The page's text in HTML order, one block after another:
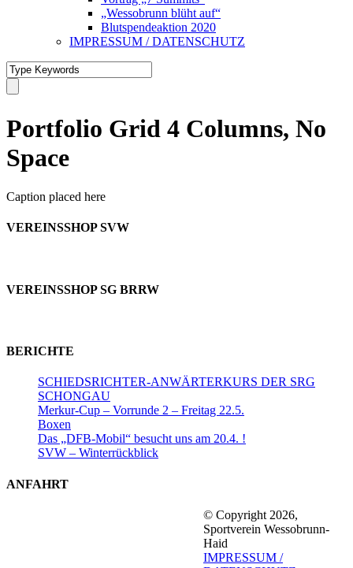
„Wessobrunn blüht auf“
Blutspendeaktion 2020
IMPRESSUM / DATENSCHUTZ
Portfolio Grid 4 Columns, No
Space
Caption placed here
VEREINSSHOP SVW
VEREINSSHOP SG BRRW
BERICHTE
SCHIEDSRICHTER-ANWÄRTERKURS DER SRG
SCHONGAU
Merkur-Cup – Vorrunde 2 – Freitag 22.5.
Boxen
Das „DFB-Mobil“ besucht uns am 20.4. !
SVW – Winterrückblick
ANFAHRT
© Copyright 2026,
Sportverein Wessobrunn-
Haid
IMPRESSUM /